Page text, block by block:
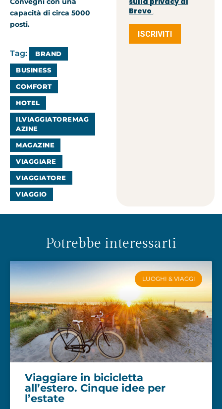
capacità di circa 5000
posti.
Tag: BRAND
BUSINESS
COMFORT
HOTEL
ILVIAGGIATOREMAG
AZINE
MAGAZINE
VIAGGIARE
VIAGGIATORE
VIAGGIO
Brevo .
ISCRIVITI
Potrebbe interessarti
LUOGHI & VIAGGI
Viaggiare in bicicletta
all’estero. Cinque idee per
l’estate